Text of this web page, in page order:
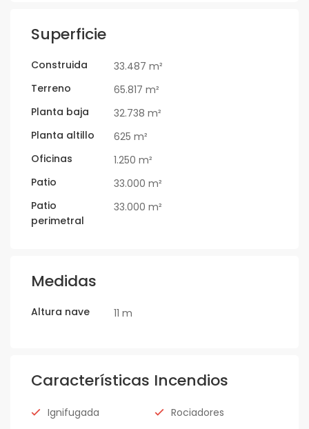
Superficie
Construida
33.487 m²
Terreno
65.817 m²
Planta baja
32.738 m²
Planta altillo
625 m²
Oficinas
1.250 m²
Patio
33.000 m²
Patio
perimetral
33.000 m²
Medidas
Altura nave 11 m
Características Incendios
Ignifugada
Rociadores